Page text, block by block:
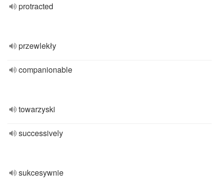
protracted
przewlekły
companionable
towarzyski
successively
sukcesywnie